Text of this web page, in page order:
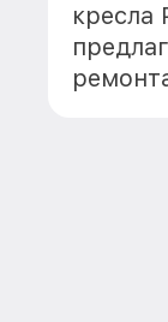
кресла